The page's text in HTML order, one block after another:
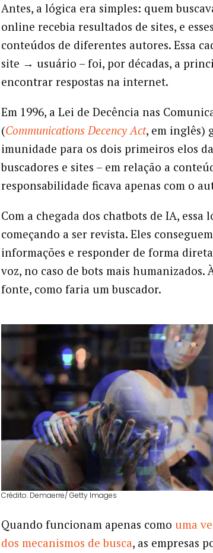
Antes, a lógica era simples: quem
online recebia resultados de sites, e
conteúdos de diferentes autores. Essa
site → usuário – foi, por décadas, a
encontrar respostas na internet.
Em 1996, a Lei de Decência nas
(Communications Decency Act, em inglês)
imunidade para os dois primeiros elos
buscadores e sites – em relação a
responsabilidade ficava apenas com o
Com a chegada dos chatbots de IA, essa
começando a ser revista. Eles
informações e responder de forma
voz, no caso de bots mais humanizados.
fonte, como faria um buscador.
Crédito: Demaerre/ Getty Images
Quando funcionam apenas como uma
dos mecanismos de busca, as empresas